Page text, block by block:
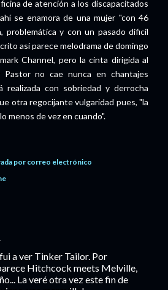
de atención a los discapacitados
se enamora de una mujer "con 46
problemática y con un pasado dificil
así parece melodrama de domingo
Channel, pero la cinta dirigida al
Pastor no cae nunca en chantajes
realizada con sobriedad y derrocha
otra regocijante vulgaridad pues, "la
menos de vez en cuando".
por correo electrónico
a ver Tinker Tailor. Por
Hitchcock meets Melville,
La veré otra vez este fin de